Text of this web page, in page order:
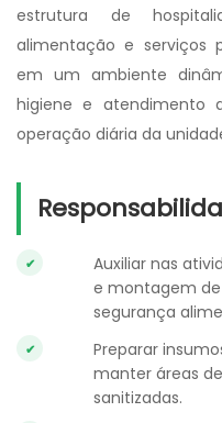
estrutura de
alimentação e serviços
em um ambiente
higiene e atendimento
operação diária da
Auxiliar nas
e montagem
segurança
Preparar
manter áreas
sanitizadas.